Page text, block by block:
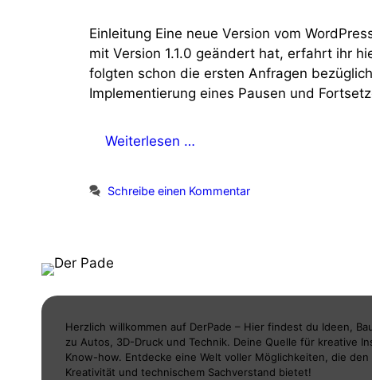
Einleitung Eine neue Version vom
mit Version 1.1.0 geändert hat, erfahrt ihr
folgten schon die ersten Anfragen
Implementierung eines Pausen und
Weiterlesen …
Schreibe einen Kommentar
Herzlich willkommen auf DerPade – Hier findest du Ideen,
zu Autos, 3D-Druck und Technik. Deine Quelle für kreative
Know-how. Entdecke eine Welt voller Möglichkeiten, die
Kreativität und technischem Sachverstand bietet!